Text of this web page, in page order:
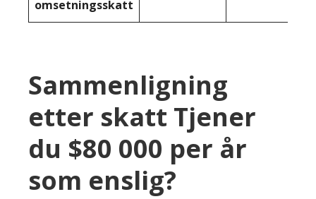
omsetningsskatt
Sammenligning
etter skatt Tjener
du $80 000 per år
som enslig?